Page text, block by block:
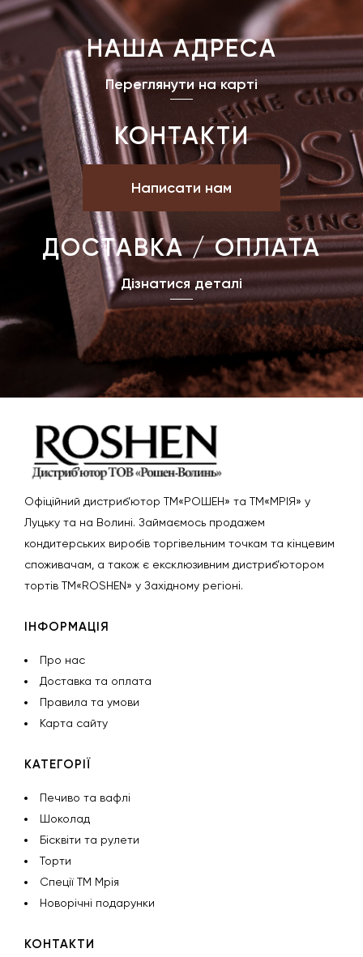
НАША АДРЕСА
Переглянути на карті
КОНТАКТИ
Написати нам
ДОСТАВКА / ОПЛАТА
Дізнатися деталі
Офіційний дистриб’ютор ТМ«РОШЕН» та ТМ«МРІЯ» у
Луцьку та на Волині. Займаємось продажем
кондитерських виробів торгівельним точкам та кінцевим
споживачам, а також є ексклюзивним дистриб’ютором
тортів ТМ«ROSHEN» у Західному регіоні.
ІНФОРМАЦІЯ
Про нас
Доставка та оплата
Правила та умови
Карта сайту
КАТЕГОРІЇ
Печиво та вафлі
Шоколад
Бісквіти та рулети
Торти
Спеції ТМ Мрія
Новорічні подарунки
КОНТАКТИ